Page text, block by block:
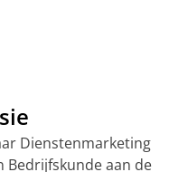
Dienstenmarketing
Bedrijfskunde aan de